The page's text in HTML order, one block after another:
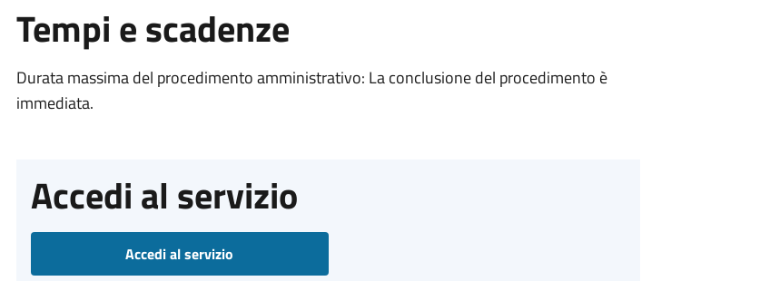
Tempi e scadenze
Durata massima del procedimento amministrativo: La conclusione del procedimento è
immediata.
Accedi al servizio
Accedi al servizio